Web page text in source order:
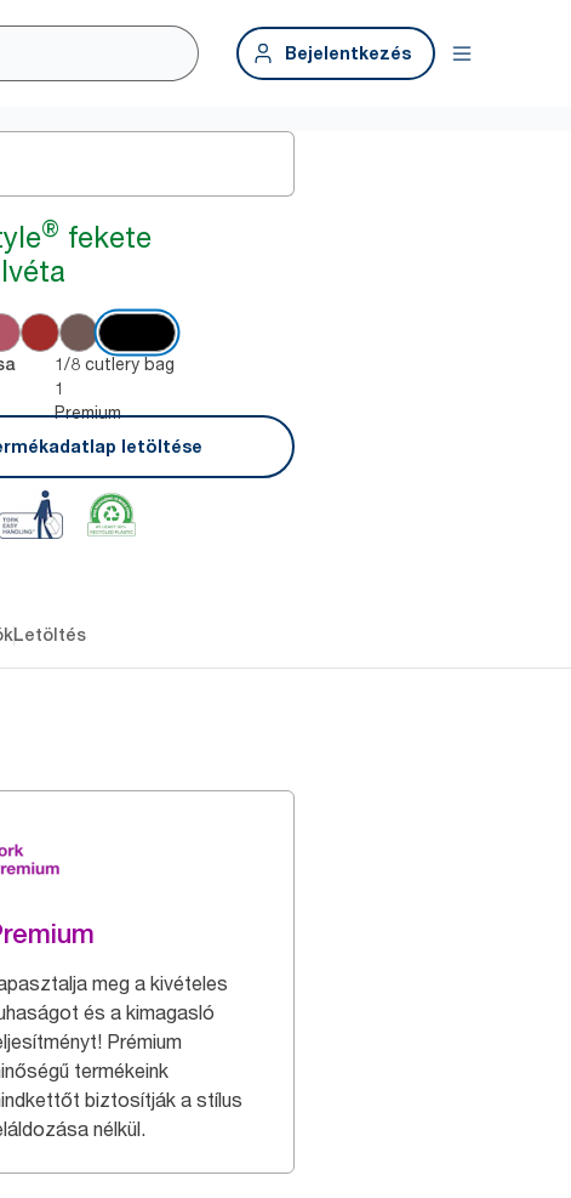
Bejelentkezés
® fekete
1/8 cutlery bag
1
Premium
letöltése
Letöltés
meg a kivételes
és a kimagasló
Prémium
termékeink
biztosítják a stílus
nélkül.